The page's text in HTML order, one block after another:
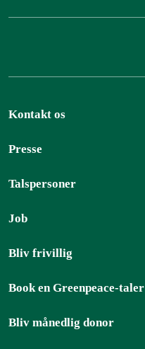
Kontakt os
Presse
Talspersoner
Job
Bliv frivillig
Book en Greenpeace-taler
Bliv månedlig donor